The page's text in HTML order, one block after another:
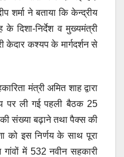
शर्मा ने बताया कि केन्द्रीय
के दिशा-निर्देश व मुख्यमंत्री
केदार कश्यप के मार्गदर्शन से
मंत्री अमित शाह द्वारा
पर ली गई पहली बैठक 25
संख्या बढ़ाने तथा पैक्स की
को इस निर्णय के साथ पूरा
गांवों में 532 नवीन सहकारी